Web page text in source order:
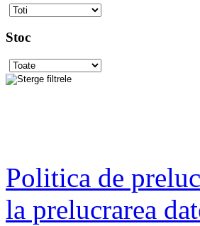
Stoc
Politica de
la prelucrarea